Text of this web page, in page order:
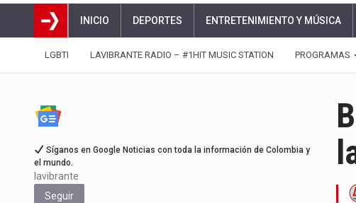
INICIO DEPORTES ENTRETENIMIENTO Y MÚSICA
LGBTI LAVIBRANTE RADIO – #1HIT MUSIC STATION PROGRAMAS
Síganos en Google Noticias con toda la información de Colombia y
el mundo.
lavibrante
Seguir